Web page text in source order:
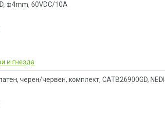
ф4mm, 60VDC/10A
и гнезда
черен/червен, комплект, CATB26900GD,